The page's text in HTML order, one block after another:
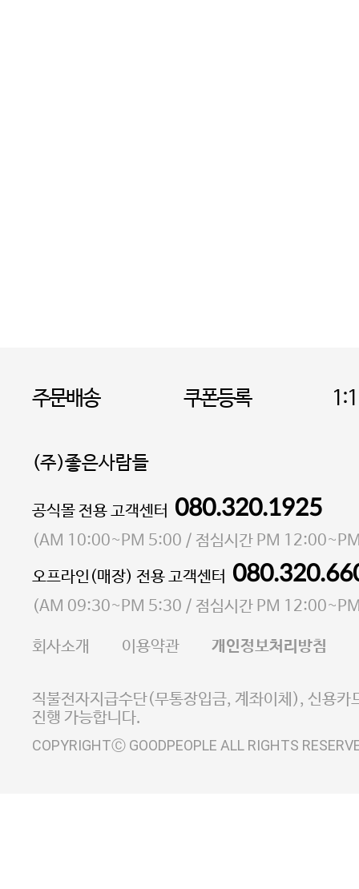
주문배송 쿠폰등록
(주)좋은사람들
대표 이성현,박영환| 개인정보관리책임자 김상현
소재지 서울특별시 마포구 마포대로4다길 41 마포
통신판매업 신고번호 2023-서울마포-3931호
사업자등록번호 105-81-58242
E-MAIL goodpeople@gpin.co.kr
사업자정보확인
이니시스 에스크로 서비
공식몰 전용 고객센터 080.320.1925
(AM 10:00~PM 5:00 / 점심시간 PM
오프라인(매장) 전용 고객센터
(AM 09:30~PM 5:30 / 점심시간 PM
회사소개 이용약관 개인정보처리방침
직불전자지급수단(무통장입금, 계좌이체), 신용카
진행 가능합니다.
COPYRIGHTⒸ GOODPEOPLE ALL RIGHTS